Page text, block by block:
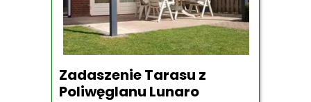
Zadaszenie Tarasu z
Poliwęglanu Lunaro